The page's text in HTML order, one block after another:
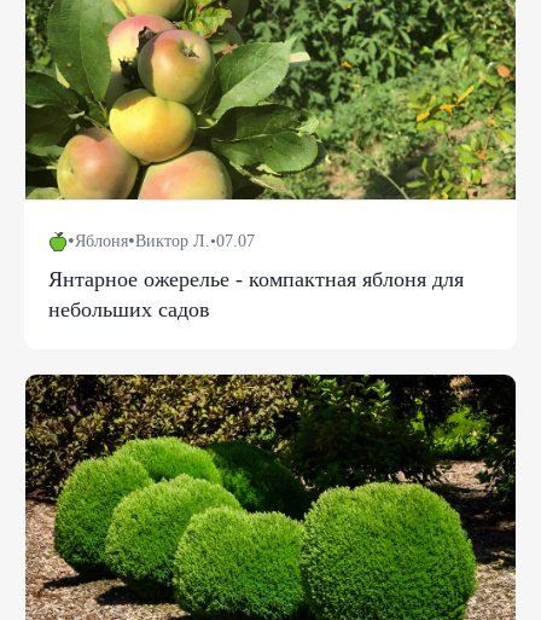
•Яблоня•Виктор Л.•07.07
Янтарное ожерелье - компактная яблоня для
небольших садов